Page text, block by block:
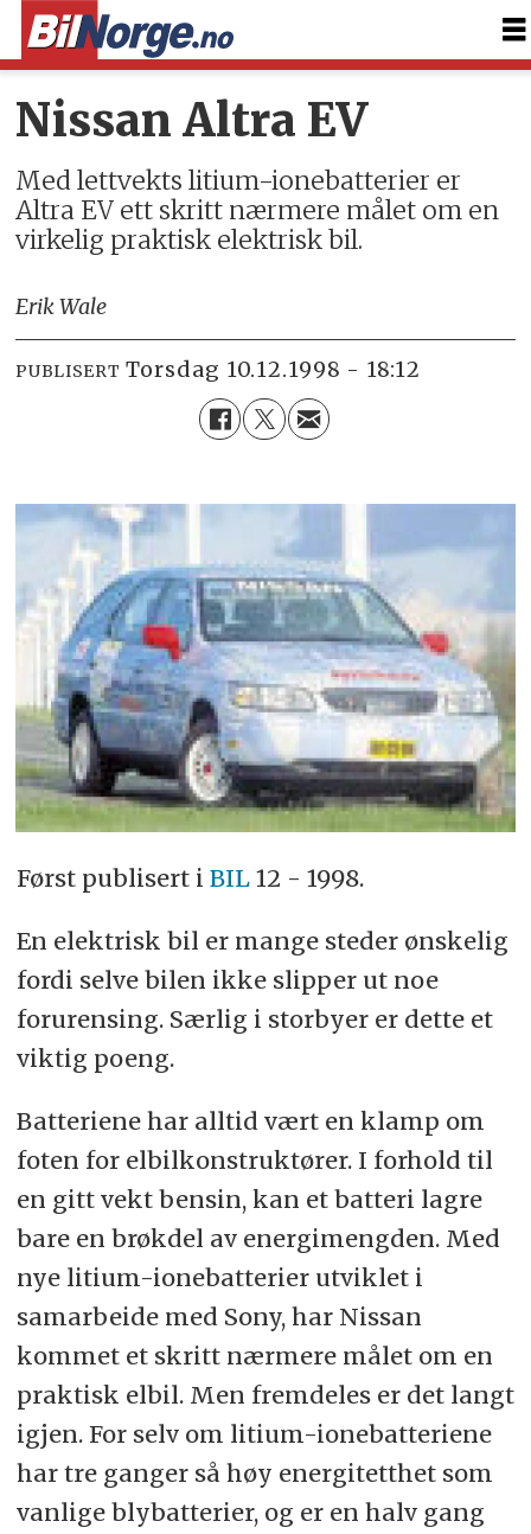
Nissan Altra EV
Med lettvekts litium-ionebatterier er
Altra EV ett skritt nærmere målet om en
virkelig praktisk elektrisk bil.
Erik Wale
PUBLISERT torsdag 10.12.1998 - 18:12
Først publisert i BIL12 - 1998.
En elektrisk bil er mange steder ønskelig
fordi selve bilen ikke slipper ut noe
forurensing. Særlig i storbyer er dette et
viktig poeng.
Batteriene har alltid vært en klamp om
foten for elbilkonstruktører. I forhold til
en gitt vekt bensin, kan et batteri lagre
bare en brøkdel av energimengden. Med
nye litium-ionebatterier utviklet i
samarbeide med Sony, har Nissan
kommet et skritt nærmere målet om en
praktisk elbil. Men fremdeles er det langt
igjen. For selv om litium-ionebatteriene
har tre ganger så høy energitetthet som
vanlige blybatterier, og er en halv gang